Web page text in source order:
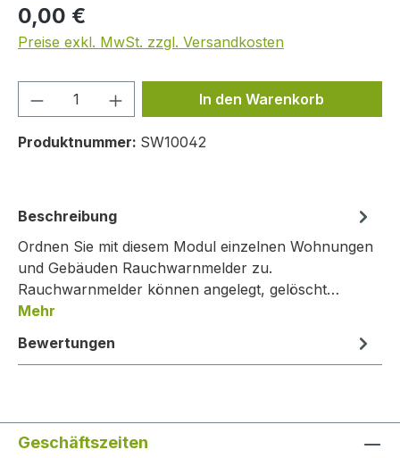
Regulärer Preis:
0,00 €
Preise exkl. MwSt. zzgl. Versandkosten
Produkt Anzahl: Gib denIn den Warenkorb
Produktnummer: SW10042
Beschreibung
Ordnen Sie mit diesem Modul einzelnen Wohnungen
und Gebäuden Rauchwarnmelder zu.
Rauchwarnmelder können angelegt, gelöscht…
Mehr
Bewertungen
Geschäftszeiten